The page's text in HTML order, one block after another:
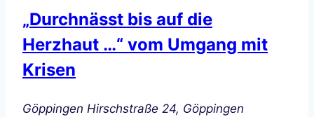
„Durchnässt bis auf die
Herzhaut …“ vom Umgang mit
Krisen
Göppingen Hirschstraße 24, Göppingen